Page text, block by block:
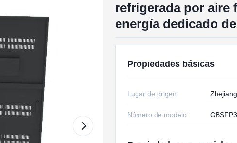
refrigerada por aire
energía dedicado
Propiedades básicas
Lugar de origen:
Número de modelo: